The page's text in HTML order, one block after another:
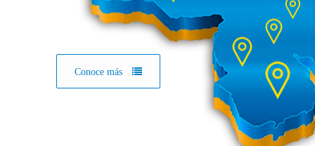
Conoce más